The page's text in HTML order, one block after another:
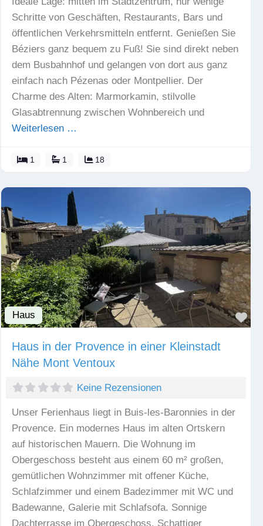
Schritte von Geschäften, Restaurants, Bars und
öffentlichen Verkehrsmitteln entfernt. Genießen Sie
Béziers ganz bequem zu Fuß! Sie sind direkt neben
dem Busbahnhof und gelangen von dort aus ganz
einfach nach Pézenas oder Montpellier. Der
Charme des Alten: Marmorkamin, stilvolle
Glasabtrennung zwischen Wohnbereich und
Weiterlesen …
1 1 18
Haus
Haus in der Provence in einer Kleinstadt
Nähe Mont Ventoux
Keine Rezensionen
Unser Ferienhaus liegt in Buis-les-Baronnies in der
Provence. Ein modernes Haus im alten Ortskern
auf historischen Mauern. Die Wohnung im
Obergeschoss besteht aus einem 60 m² großen,
gemütlichen Wohnzimmer mit offener Küche,
Schlafzimmer und einem Badezimmer mit WC und
Badewanne, Galerie mit Schlafsofa. Sonnige
Dachterrasse im Obergeschoss. Schattiger